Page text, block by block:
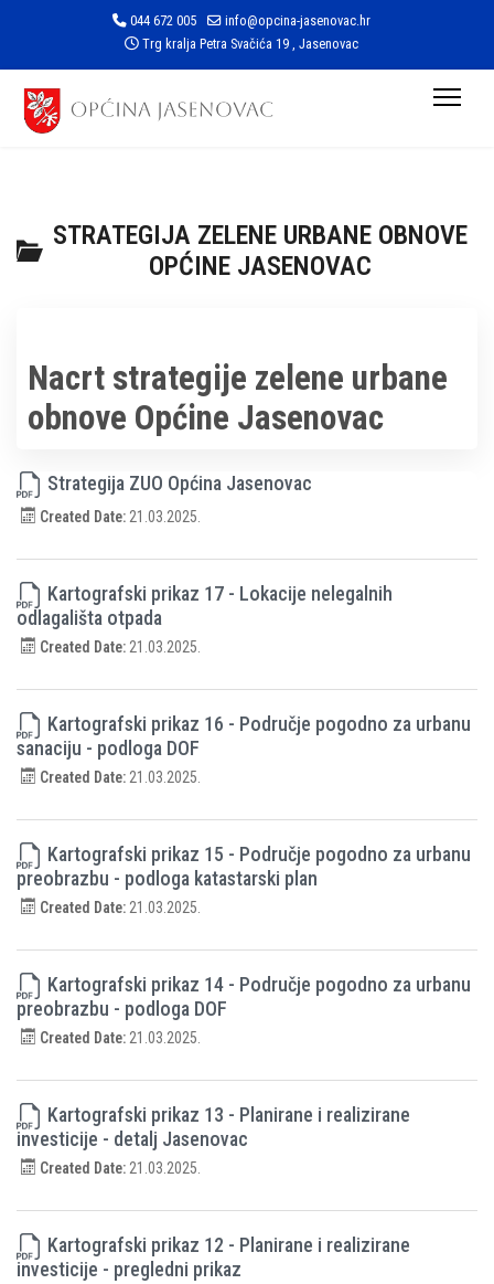
044 672 005
info@opcina-jasenovac.hr
Trg kralja Petra Svačića 19 , Jasenovac
STRATEGIJA ZELENE URBANE OBNOVE
OPĆINE JASENOVAC
Nacrt strategije zelene urbane
obnove Općine Jasenovac
Strategija ZUO Općina Jasenovac
Created Date: 21.03.2025.
Kartografski prikaz 17 - Lokacije nelegalnih
odlagališta otpada
Created Date: 21.03.2025.
Kartografski prikaz 16 - Područje pogodno za urbanu
sanaciju - podloga DOF
Created Date: 21.03.2025.
Kartografski prikaz 15 - Područje pogodno za urbanu
preobrazbu - podloga katastarski plan
Created Date: 21.03.2025.
Kartografski prikaz 14 - Područje pogodno za urbanu
preobrazbu - podloga DOF
Created Date: 21.03.2025.
Kartografski prikaz 13 - Planirane i realizirane
investicije - detalj Jasenovac
Created Date: 21.03.2025.
Kartografski prikaz 12 - Planirane i realizirane
investicije - pregledni prikaz